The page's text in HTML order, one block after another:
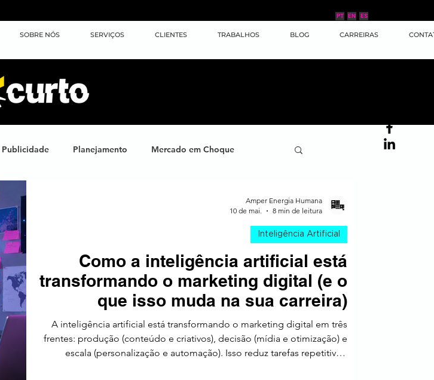
ES
EN
PT
SOBRE NÓS SERVIÇOS CLIENTES TRABALHOS BLOG CARREIRAS
Publicidade Planejamento Mercado em Choque
Brand XP Case de Sucesso
Marketing Esportivo
Tendências América Latina
Como a inteligência artificial está
transformando o marketing digital (e o
que isso muda na sua carreira)
A inteligência artificial está transformando o marketing digital em três
frentes: produção (conteúdo e criativos), decisão (mídia e otimização) e
escala (personalização e automação). Isso reduz tarefas repetitivas,
Inteligência Artificial
Amper Energia Humana
10 de mai.
8 min de leitura